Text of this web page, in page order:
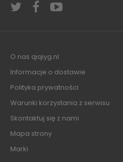
O nas qiqiyg.nl
Informacje o dostawie
Polityka prywatności
Warunki korzystania z serwisu
Skontaktuj się z nami
Mapa strony
Marki